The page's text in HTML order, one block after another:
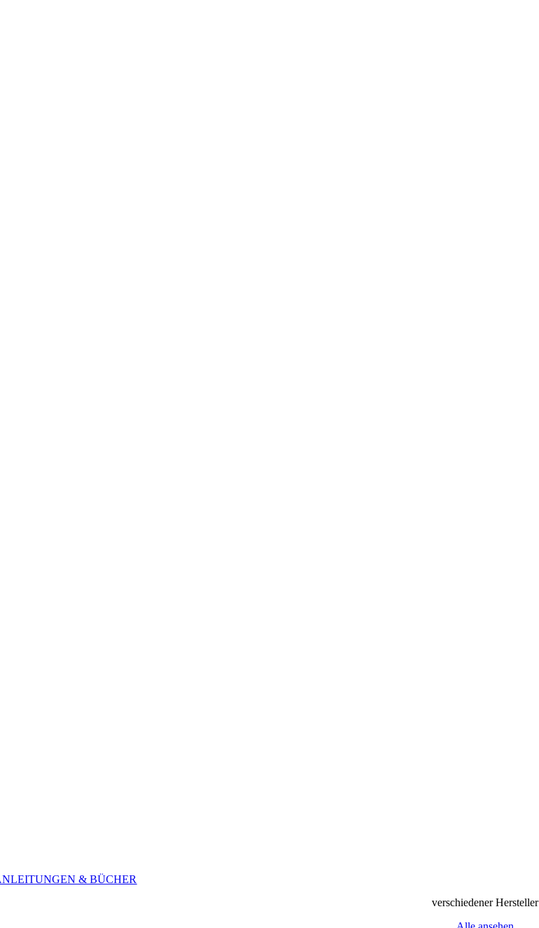
& BÜCHER
verschiedener Hersteller